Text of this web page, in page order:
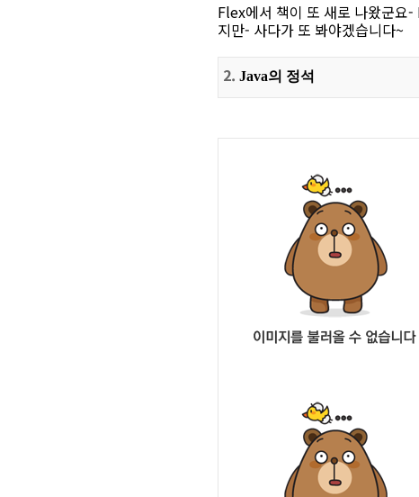
Flex에서 책이 또 새로 나왔군요
지만- 사다가 또 봐야겠습니다~
2. Java의 정석